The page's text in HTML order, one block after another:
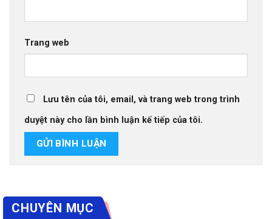
Trang web
Lưu tên của tôi, email, và trang web trong trình
duyệt này cho lần bình luận kế tiếp của tôi.
CHUYÊN MỤC